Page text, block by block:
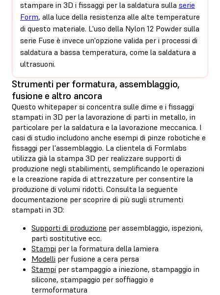
stampare in 3D i fissaggi per la saldatura sulla serie
Form, alla luce della resistenza alle alte temperature
di questo materiale. L'uso della Nylon 12 Powder sulla
serie Fuse è invece un'opzione valida per i processi di
saldatura a bassa temperatura, come la saldatura a
ultrasuoni.
Strumenti per formatura, assemblaggio,
fusione e altro ancora
Questo whitepaper si concentra sulle dime e i fissaggi
stampati in 3D per la lavorazione di parti in metallo, in
particolare per la saldatura e la lavorazione meccanica. I
casi di studio includono anche esempi di pinze robotiche e
fissaggi per l'assemblaggio. La clientela di Formlabs
utilizza già la stampa 3D per realizzare supporti di
produzione negli stabilimenti, semplificando le operazioni
e la creazione rapida di attrezzature per consentire la
produzione di volumi ridotti. Consulta la seguente
documentazione per scoprire di più sugli strumenti
stampati in 3D:
Supporti di produzione per assemblaggio, ispezioni,
parti sostitutive ecc.
Stampi per la formatura della lamiera
Modelli per fusione a cera persa
Stampi per stampaggio a iniezione, stampaggio in
silicone, stampaggio per soffiaggio e
termoformatura